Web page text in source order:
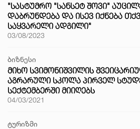
"ᲡᲐᲡᲢᲣᲛᲠᲝ "ᲡᲐᲜᲡᲔᲢ ᲨᲝᲕᲘ"
ᲓᲐᲑᲠᲣᲜᲓᲔᲑᲐ ᲓᲐ ᲘᲡᲔᲕ ᲘᲥᲜᲔᲑᲐ
ᲡᲐᲧᲕᲐᲠᲔᲚᲘ ᲐᲓᲒᲘᲚᲘ"
03/08/2023
ბიზნესი
ᲛᲘᲮᲝ ᲡᲕᲘᲛᲝᲜᲘᲨᲕᲘᲚᲘᲡ
ᲐᲒᲠᲐᲠᲣᲚᲘ ᲡᲙᲝᲚᲐ ᲞᲘᲠᲕᲔᲚ
ᲡᲔᲥᲢᲔᲛᲑᲔᲠᲨᲘ ᲛᲘᲘᲦᲔᲑᲡ
04/03/2021
ტურიზმი